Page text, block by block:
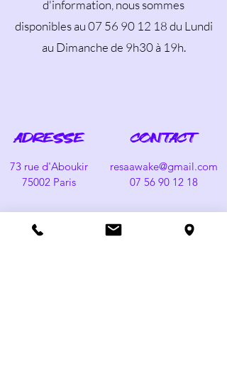
d'information, nous sommes
disponibles au07 56 90 12 18du Lundi
au Dimanche de 9h30 à 19h.
ADRESSE CONTACT
73 rue d'Aboukir
75002 Paris
resaawake@gmail.com
07 56 90 12 18
HORAIRES